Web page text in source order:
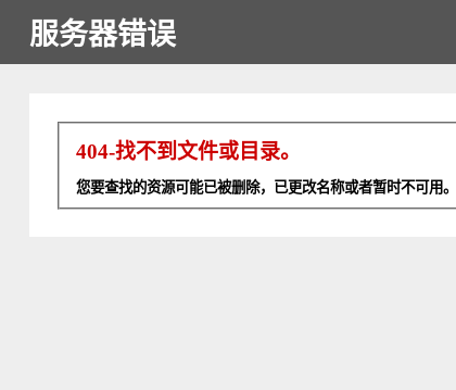
服务器错误
404-找不到文件或目录。
您要查找的资源可能已被删除，已更改名称或者暂时不可用。